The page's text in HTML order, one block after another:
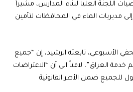
اللجنة العليا لبناء المدارس، مشيراً
دينار إلى مديريات الماء في المحافظات لتأمين
الأسبوعي، تابعته الرشيد، إن “جميع
خدمة العراق”، لافتاً الى أن “الاعتراضات
للجميع ضمن الأطر القانونية